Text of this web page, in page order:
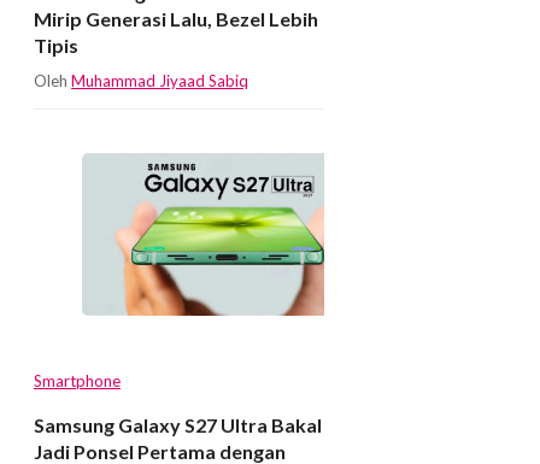
Mirip Generasi Lalu, Bezel Lebih
Tipis
Oleh Muhammad Jiyaad Sabiq
Smartphone
Samsung Galaxy S27 Ultra Bakal
Jadi Ponsel Pertama dengan